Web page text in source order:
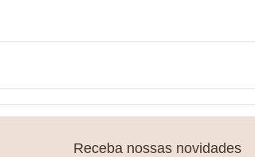
Receba nossas novidades